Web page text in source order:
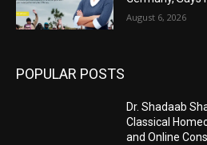
August 6, 2026
POPULAR POSTS
Dr. Shadaab
Classical
and Online